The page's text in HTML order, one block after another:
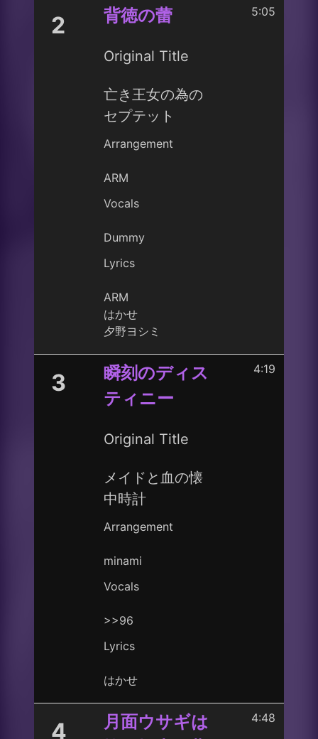
2 背徳の蕾
Original Title
亡き王女の為の
セプテット
Arrangement
ARM
Vocals
Dummy
Lyrics
ARM
はかせ
夕野ヨシミ
5:05
3
瞬刻のディス
ティニー
Original Title
メイドと血の懐
中時計
Arrangement
minami
Vocals
>>96
Lyrics
はかせ
4:19
4
月面ウサギは
4:48